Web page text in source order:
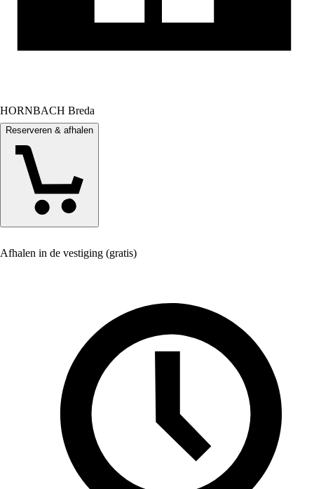
HORNBACH Breda
Reserveren & afhalen
Afhalen in de vestiging (gratis)